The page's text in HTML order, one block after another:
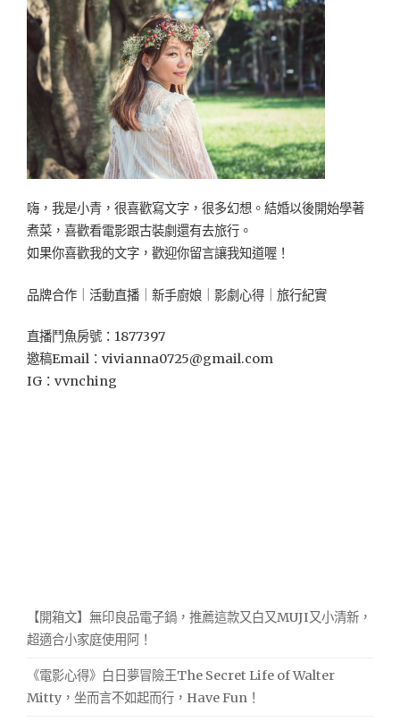
嗨，我是小青，很喜歡寫文字，很多幻想。結婚以後開始學著
煮菜，喜歡看電影跟古裝劇還有去旅行。
如果你喜歡我的文字，歡迎你留言讓我知道喔！
品牌合作｜活動直播｜新手廚娘｜影劇心得｜旅行紀實
直播鬥魚房號：1877397
邀稿Email： vivianna0725@gmail.com
IG：vvnching
【開箱文】無印良品電子鍋，推薦這款又白又MUJI又小清新，
超適合小家庭使用阿！
《電影心得》白日夢冒險王The Secret Life of Walter
Mitty，坐而言不如起而行，Have Fun！